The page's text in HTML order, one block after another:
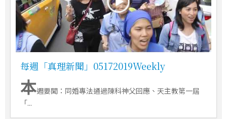
每週「真理新聞」05172019Weekly
本週要聞：同婚專法通過陳科神父回應、天主教第一屆
「...